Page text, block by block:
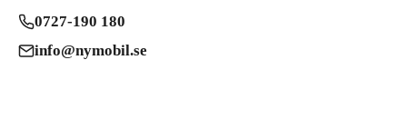
0727-190 180
info@nymobil.se